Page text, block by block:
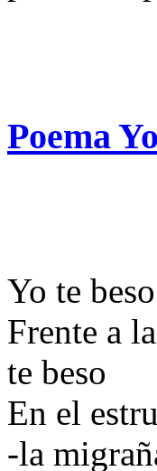
Poema
Yo te beso
Frente a
te beso
En el
-la